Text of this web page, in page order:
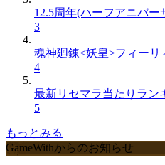
12.5周年(ハーフアニバ
3
魂神廻錬<妖皇>フィー
4
最新リセマラ当たりラン
5
もっとみる
GameWithからのお知らせ